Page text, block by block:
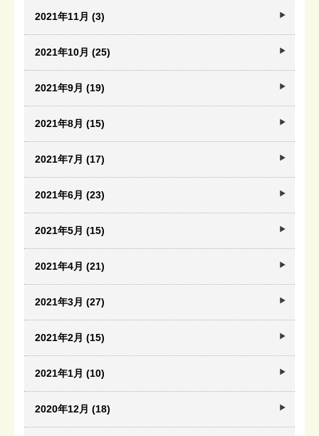
2021年11月 (3)
2021年10月 (25)
2021年9月 (19)
2021年8月 (15)
2021年7月 (17)
2021年6月 (23)
2021年5月 (15)
2021年4月 (21)
2021年3月 (27)
2021年2月 (15)
2021年1月 (10)
2020年12月 (18)